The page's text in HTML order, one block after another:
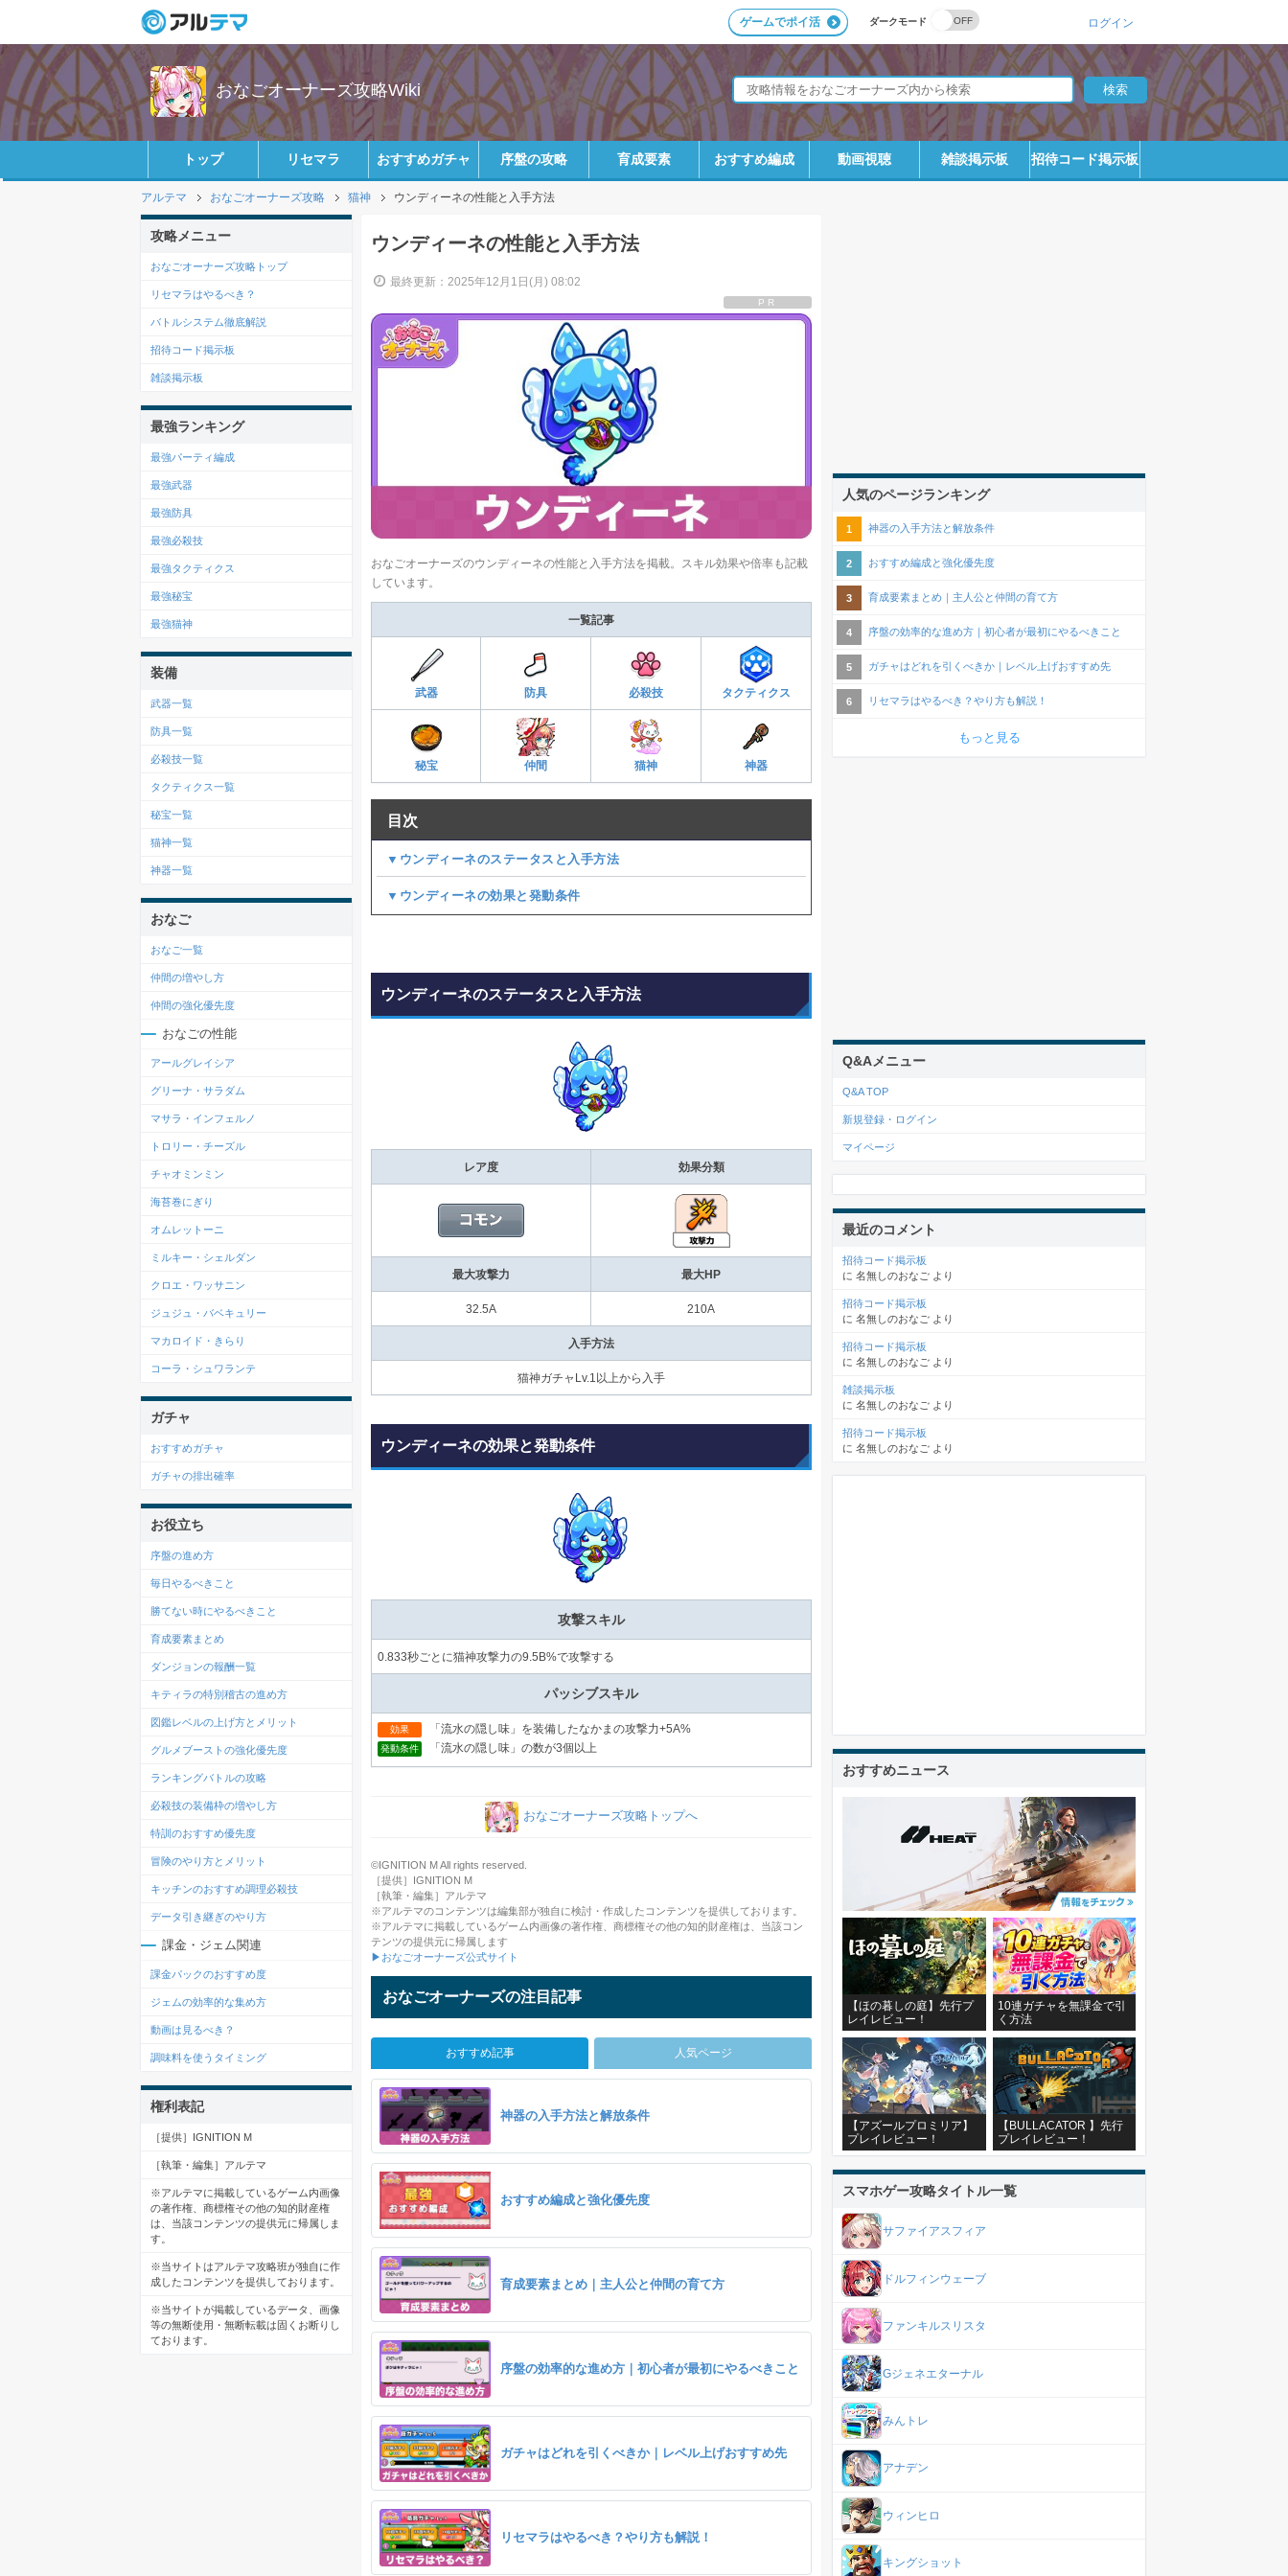
ダークモード
ゲームでポイ活 ログイン
おなごオーナーズ攻略Wiki
トップ リセマラ おすすめガチャ 序盤の攻略 育成要素 おすすめ編成 動画視聴 雑談掲示板 招待コード掲示板
アルテマ おなごオーナーズ攻略 猫神 ウンディーネの性能と入手方法
ウンディーネの性能と入手方法
最終更新：2025年12月1日(月) 08:02
PR
おなごオーナーズのウンディーネの性能と入手方法を掲載。スキル効果や倍率も記載
しています。
一覧記事
武器 防具 必殺技 タクティクス
秘宝 仲間 猫神 神器
目次
▼ウンディーネのステータスと入手方法
▼ウンディーネの効果と発動条件
ウンディーネのステータスと入手方法
レア度 効果分類
最大攻撃力 最大HP
32.5A 210A
入手方法
猫神ガチャLv.1以上から入手
ウンディーネの効果と発動条件
攻撃スキル
0.833秒ごとに猫神攻撃力の9.5B%で攻撃する
パッシブスキル
効果 「流水の隠し味」を装備したなかまの攻撃力+5A%
発動条件 「流水の隠し味」の数が3個以上
おなごオーナーズ攻略トップへ
©IGNITION M All rights reserved.
［提供］IGNITION M
［執筆・編集］アルテマ
※アルテマのコンテンツは編集部が独自に検討・作成したコンテンツを提供しております。
※アルテマに掲載しているゲーム内画像の著作権、商標権その他の知的財産権は、当該コン
テンツの提供元に帰属します
▶おなごオーナーズ公式サイト
おなごオーナーズの注目記事
おすすめ記事 人気ページ
神器の入手方法と解放条件
おすすめ編成と強化優先度
育成要素まとめ｜主人公と仲間の育て方
序盤の効率的な進め方｜初心者が最初にやるべきこと
ガチャはどれを引くべきか｜レベル上げおすすめ先
リセマラはやるべき？やり方も解説！
攻略メニュー
おなごオーナーズ攻略トップ
リセマラはやるべき？
バトルシステム徹底解説
招待コード掲示板
雑談掲示板
最強ランキング
最強パーティ編成
最強武器
最強防具
最強必殺技
最強タクティクス
最強秘宝
最強猫神
装備
武器一覧
防具一覧
必殺技一覧
タクティクス一覧
秘宝一覧
猫神一覧
神器一覧
おなご
おなご一覧
仲間の増やし方
仲間の強化優先度
おなごの性能
アールグレイシア
グリーナ・サラダム
マサラ・インフェルノ
トロリー・チーズル
チャオミンミン
海苔巻にぎり
オムレットーニ
ミルキー・シェルダン
クロエ・ワッサニン
ジュジュ・バベキュリー
マカロイド・きらり
コーラ・シュワランテ
ガチャ
おすすめガチャ
ガチャの排出確率
お役立ち
序盤の進め方
毎日やるべきこと
勝てない時にやるべきこと
育成要素まとめ
ダンジョンの報酬一覧
キティラの特別稽古の進め方
図鑑レベルの上げ方とメリット
グルメブーストの強化優先度
ランキングバトルの攻略
必殺技の装備枠の増やし方
特訓のおすすめ優先度
冒険のやり方とメリット
キッチンのおすすめ調理必殺技
データ引き継ぎのやり方
課金・ジェム関連
課金パックのおすすめ度
ジェムの効率的な集め方
動画は見るべき？
調味料を使うタイミング
権利表記
［提供］IGNITION M
［執筆・編集］アルテマ
※アルテマに掲載しているゲーム内画像
の著作権、商標権その他の知的財産権
は、当該コンテンツの提供元に帰属しま
す。
※当サイトはアルテマ攻略班が独自に作
成したコンテンツを提供しております。
※当サイトが掲載しているデータ、画像
等の無断使用・無断転載は固くお断りし
ております。
人気のページランキング
神器の入手方法と解放条件
おすすめ編成と強化優先度
育成要素まとめ｜主人公と仲間の育て方
序盤の効率的な進め方｜初心者が最初にやるべきこと
ガチャはどれを引くべきか｜レベル上げおすすめ先
リセマラはやるべき？やり方も解説！
もっと見る
Q&Aメニュー
Q&A TOP
新規登録・ログイン
マイページ
最近のコメント
招待コード掲示板
に 名無しのおなご より
招待コード掲示板
に 名無しのおなご より
招待コード掲示板
に 名無しのおなご より
雑談掲示板
に 名無しのおなご より
招待コード掲示板
に 名無しのおなご より
おすすめニュース
【ほの暮しの庭】先行プ
レイレビュー！
10連ガチャを無課金で引
く方法
【アズールプロミリア】
プレイレビュー！
【BULLACATOR 】先行
プレイレビュー！
スマホゲー攻略タイトル一覧
サファイアスフィア
ドルフィンウェーブ
ファンキルスリスタ
Gジェネエターナル
みんトレ
アナデン
ウィンヒロ
キングショット